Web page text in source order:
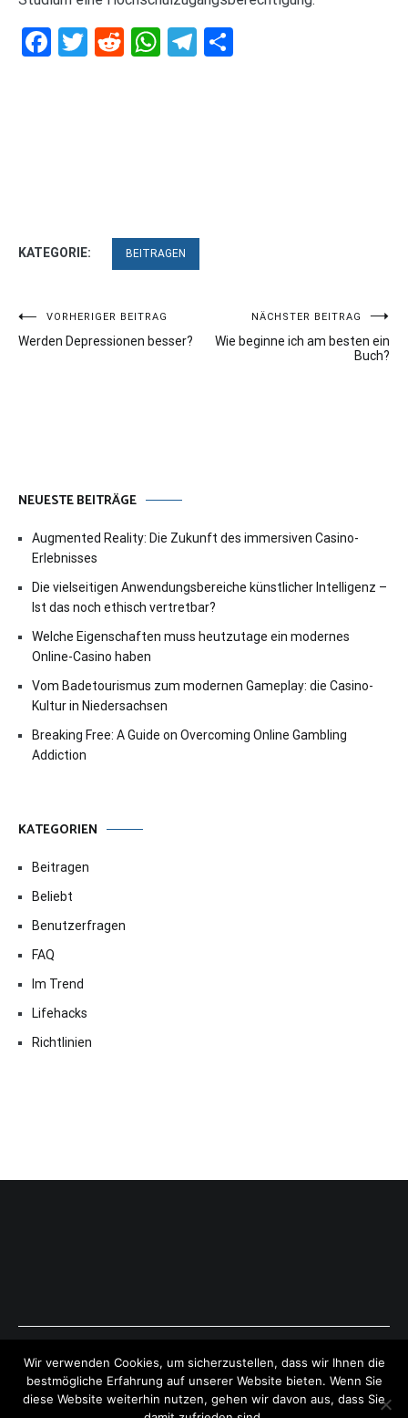
Facebook
Twitter
RedditWhatsApp
Telegram
KATEGORIE: BEITRAGEN
Beitragsnavigation
VORHERIGER BEITRAG
Werden Depressionen besser?
NÄCHSTER BEITRAG
Wie beginne ich am besten ein
Buch?
NEUESTE BEITRÄGE
Augmented Reality: Die Zukunft des immersiven Casino-
Erlebnisses
Die vielseitigen Anwendungsbereiche künstlicher Intelligenz –
Ist das noch ethisch vertretbar?
Welche Eigenschaften muss heutzutage ein modernes
Online-Casino haben
Vom Badetourismus zum modernen Gameplay: die Casino-
Kultur in Niedersachsen
Breaking Free: A Guide on Overcoming Online Gambling
Addiction
KATEGORIEN
Beitragen
Beliebt
Benutzerfragen
FAQ
Im Trend
Lifehacks
Richtlinien
Copyright © 2026ExpressAntworten.com . All rights reserved.
Theme:Cenote by ThemeGrill. Powered byWordPress .
Wir verwenden Cookies, um sicherzustellen, dass wir Ihnen die
bestmögliche Erfahrung auf unserer Website bieten. Wenn Sie
diese Website weiterhin nutzen, gehen wir davon aus, dass Sie